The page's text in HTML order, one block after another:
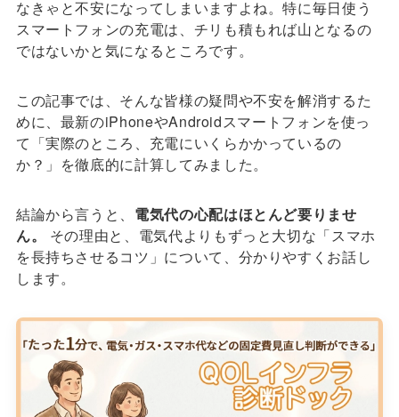
なきゃと不安になってしまいますよね。特に毎日使う
スマートフォンの充電は、チリも積もれば山となるの
ではないかと気になるところです。
この記事では、そんな皆様の疑問や不安を解消するた
めに、最新のiPhoneやAndroidスマートフォンを使っ
て「実際のところ、充電にいくらかかっているの
か？」を徹底的に計算してみました。
結論から言うと、 電気代の心配はほとんど要りませ
ん。
その理由と、電気代よりもずっと大切な「スマホ
を長持ちさせるコツ」について、分かりやすくお話し
します。